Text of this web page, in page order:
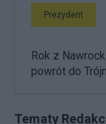
Prezydent
Rok z
powrót do
Tematy